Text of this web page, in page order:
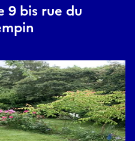
9 bis rue du